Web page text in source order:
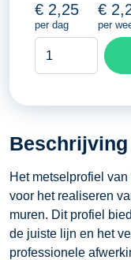
€ 2,25
per dag
€
per
Metselprofiel
Beschrijving
Het metselprofiel
voor het realiseren
muren. Dit profiel
de juiste lijn en het
professionele